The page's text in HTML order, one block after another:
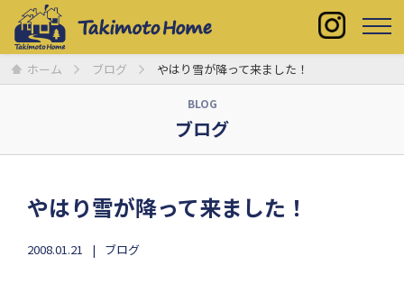
ホーム ブログ やはり雪が降って来ました！
BLOG
ブログ
やはり雪が降って来ました！
2008.01.21 ブログ